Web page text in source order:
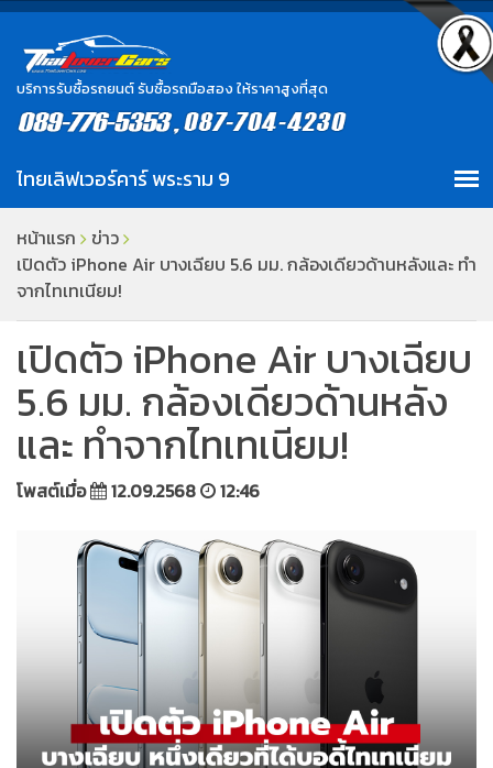
บริการรับซื้อรถยนต์ รับซื้อรถมือสอง ให้ราคาสูงที่สุด
หน้าแรก
ข่าว
เปิดตัว iPhone Air บางเฉียบ 5.6 มม. กล้องเดียวด้านหลังและ ทำ
จากไทเทเนียม!
เปิดตัว iPhone Air บางเฉียบ
5.6 มม. กล้องเดียวด้านหลัง
และ ทำจากไทเทเนียม!
โพสต์เมื่อ 12.09.2568 12:46